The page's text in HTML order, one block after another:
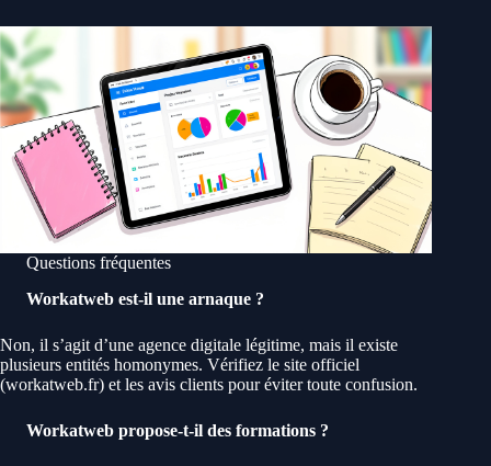
Questions fréquentes
Workatweb est-il une arnaque ?
Non, il s’agit d’une agence digitale légitime, mais il existe
plusieurs entités homonymes. Vérifiez le site officiel
(workatweb.fr) et les avis clients pour éviter toute confusion.
Workatweb propose-t-il des formations ?